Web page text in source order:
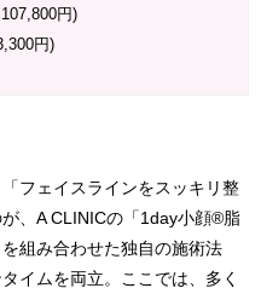
円)
円)
フェイスラインをスッキリ整
、A CLINICの「1day小顔®脂
組み合わせた独自の施術法
イムを両立。ここでは、多く